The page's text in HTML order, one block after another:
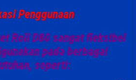
Penggunaan
Roll D80 sangat fleksibel
pada berbagai
seperti: